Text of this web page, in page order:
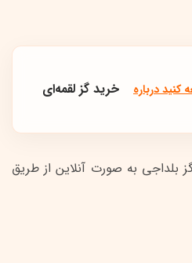
کنید درباره‌ خرید گز لقمه‌ای
بلداجی به صورت آنلاین از طریق